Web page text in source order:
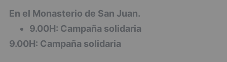
En el Monasterio de San Juan.
9.00H: Campaña solidaria
9.00H: Campaña solidaria